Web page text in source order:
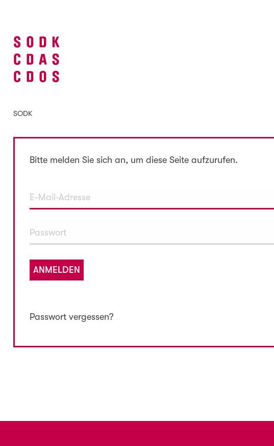
SODK
Bitte melden Sie sich an, um diese Seite aufzurufen.
ANMELDEN
Passwort vergessen?